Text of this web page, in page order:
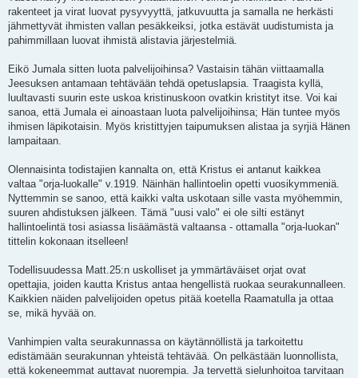
rakenteet ja virat luovat pysyvyyttä, jatkuvuutta ja samalla ne herkästi
jähmettyvät ihmisten vallan pesäkkeiksi, jotka estävät uudistumista ja
pahimmillaan luovat ihmistä alistavia järjestelmiä.
Eikö Jumala sitten luota palvelijoihinsa? Vastaisin tähän viittaamalla
Jeesuksen antamaan tehtävään tehdä opetuslapsia. Traagista kyllä,
luultavasti suurin este uskoa kristinuskoon ovatkin kristityt itse. Voi kai
sanoa, että Jumala ei ainoastaan luota palvelijoihinsa; Hän tuntee myös
ihmisen läpikotaisin. Myös kristittyjen taipumuksen alistaa ja syrjiä Hänen
lampaitaan.
Olennaisinta todistajien kannalta on, että Kristus ei antanut kaikkea
valtaa "orja-luokalle" v.1919. Näinhän hallintoelin opetti vuosikymmeniä.
Nyttemmin se sanoo, että kaikki valta uskotaan sille vasta myöhemmin,
suuren ahdistuksen jälkeen. Tämä "uusi valo" ei ole silti estänyt
hallintoelintä tosi asiassa lisäämästä valtaansa - ottamalla "orja-luokan"
tittelin kokonaan itselleen!
Todellisuudessa Matt.25:n uskolliset ja ymmärtäväiset orjat ovat
opettajia, joiden kautta Kristus antaa hengellistä ruokaa seurakunnalleen.
Kaikkien näiden palvelijoiden opetus pitää koetella Raamatulla ja ottaa
se, mikä hyvää on.
Vanhimpien valta seurakunnassa on käytännöllistä ja tarkoitettu
edistämään seurakunnan yhteistä tehtävää. On pelkästään luonnollista,
että kokeneemmat auttavat nuorempia. Ja tervettä sielunhoitoa tarvitaan